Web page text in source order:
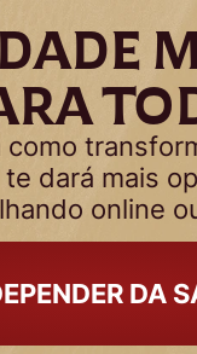
dará mais
online
DA